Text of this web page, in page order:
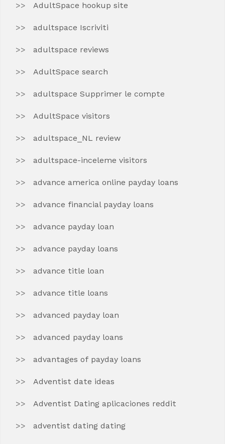
AdultSpace hookup site
adultspace Iscriviti
adultspace reviews
AdultSpace search
adultspace Supprimer le compte
AdultSpace visitors
adultspace_NL review
adultspace-inceleme visitors
advance america online payday loans
advance financial payday loans
advance payday loan
advance payday loans
advance title loan
advance title loans
advanced payday loan
advanced payday loans
advantages of payday loans
Adventist date ideas
Adventist Dating aplicaciones reddit
adventist dating dating